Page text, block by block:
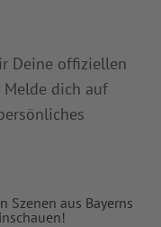
Deine offiziellen
Melde dich auf
Szenen aus Bayerns